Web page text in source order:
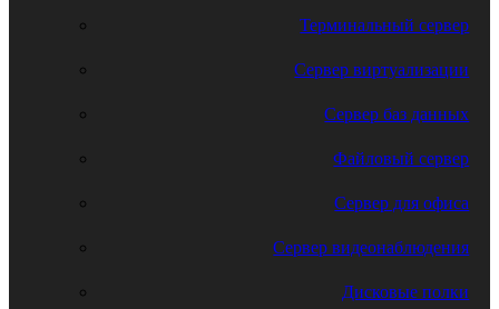
Терминальный сервер
Сервер виртуализации
Сервер баз данных
Файловый сервер
Сервер для офиса
Сервер видеонаблюдения
Дисковые полки